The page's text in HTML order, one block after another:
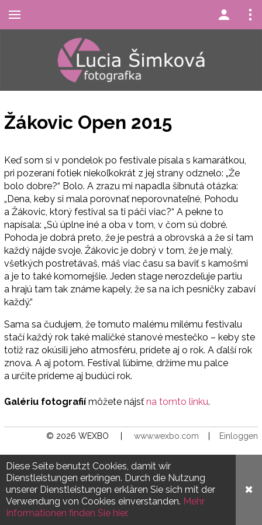
Žákovic Open 2015
Keď som si v pondelok po festivale písala s kamarátkou,
pri pozeraní fotiek niekoľkokrát z jej strany odznelo: „Že
bolo dobre?“ Bolo. A zrazu mi napadla šibnutá otázka:
„Dena, keby si mala porovnať neporovnateľné, Pohodu
a Žákovic, ktorý festival sa ti páči viac?“ A pekne to
napísala: „Sú úplne iné a oba v tom, v čom sú dobré.
Pohoda je dobrá preto, že je pestrá a obrovská a že si tam
každý nájde svoje. Žákovic je dobrý v tom, že je malý,
všetkých postretávaš, máš viac času sa baviť s kamošmi
a je to také komornejšie. Jeden stage nerozdeľuje partiu
a hrajú tam tak známe kapely, že sa na ich pesničky zabaví
každý.“
Sama sa čudujem, že tomuto malému milému festivalu
stačí každý rok také maličké stanové mestečko – keby ste
totiž raz okúsili jeho atmosféru, prídete aj o rok. A ďalší rok
znova. A aj potom. Festival ľúbime, držíme mu palce
a určite prídeme aj budúci rok.
Galériu fotografií môžete nájsťna tomto linku.
© 2026 WEXBO | www.wexbo.com Einloggen
Diese Seite benutzt Cookies, damit wir
Dienstleistungen erbringen. Durch die Nutzung
unserer Dienstleistungen erklären Sie sich mit der
Verwendung von Cookies einverstanden. Mehr
Informationen finden Sie hier.
✖